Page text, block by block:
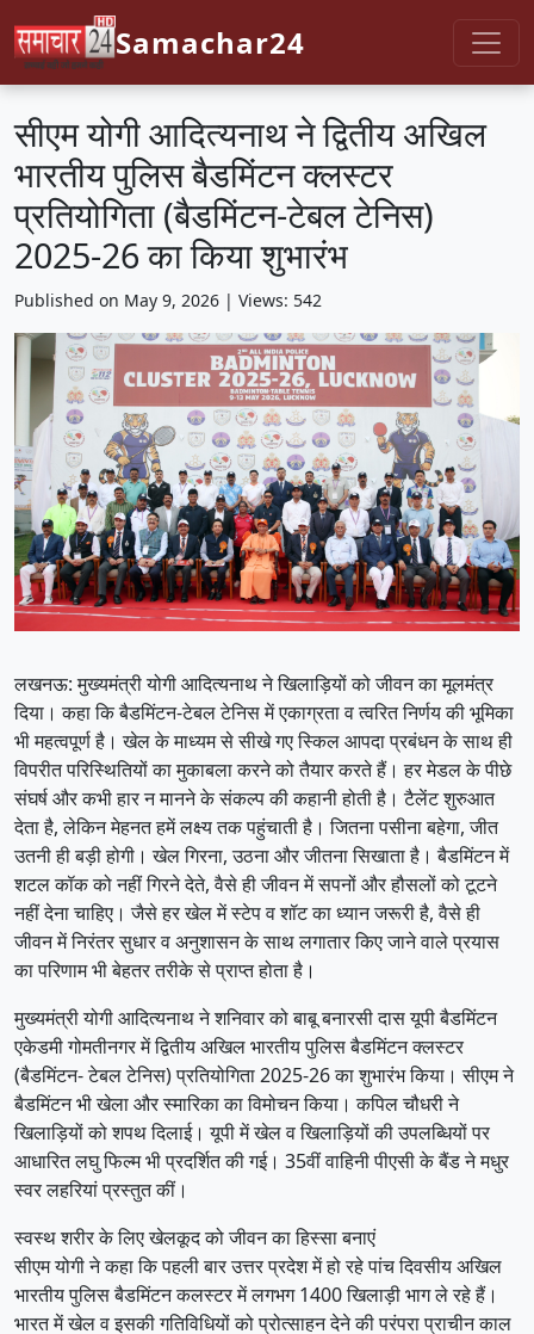
Samachar24
सीएम योगी आदित्यनाथ ने द्वितीय अखिल
भारतीय पुलिस बैडमिंटन क्लस्टर
प्रतियोगिता (बैडमिंटन-टेबल टेनिस)
2025-26 का किया शुभारंभ
Published on May 9, 2026 | Views: 542
लखनऊ: मुख्यमंत्री योगी आदित्यनाथ ने खिलाड़ियों को जीवन का मूलमंत्र
दिया। कहा कि बैडमिंटन-टेबल टेनिस में एकाग्रता व त्वरित निर्णय की भूमिका
भी महत्वपूर्ण है। खेल के माध्यम से सीखे गए स्किल आपदा प्रबंधन के साथ ही
विपरीत परिस्थितियों का मुकाबला करने को तैयार करते हैं। हर मेडल के पीछे
संघर्ष और कभी हार न मानने के संकल्प की कहानी होती है। टैलेंट शुरुआत
देता है, लेकिन मेहनत हमें लक्ष्य तक पहुंचाती है। जितना पसीना बहेगा, जीत
उतनी ही बड़ी होगी। खेल गिरना, उठना और जीतना सिखाता है। बैडमिंटन में
शटल कॉक को नहीं गिरने देते, वैसे ही जीवन में सपनों और हौसलों को टूटने
नहीं देना चाहिए। जैसे हर खेल में स्टेप व शॉट का ध्यान जरूरी है, वैसे ही
जीवन में निरंतर सुधार व अनुशासन के साथ लगातार किए जाने वाले प्रयास
का परिणाम भी बेहतर तरीके से प्राप्त होता है।
मुख्यमंत्री योगी आदित्यनाथ ने शनिवार को बाबू बनारसी दास यूपी बैडमिंटन
एकेडमी गोमतीनगर में द्वितीय अखिल भारतीय पुलिस बैडमिंटन क्लस्टर
(बैडमिंटन- टेबल टेनिस) प्रतियोगिता 2025-26 का शुभारंभ किया। सीएम ने
बैडमिंटन भी खेला और स्मारिका का विमोचन किया। कपिल चौधरी ने
खिलाड़ियों को शपथ दिलाई। यूपी में खेल व खिलाड़ियों की उपलब्धियों पर
आधारित लघु फिल्म भी प्रदर्शित की गई। 35वीं वाहिनी पीएसी के बैंड ने मधुर
स्वर लहरियां प्रस्तुत कीं।
स्वस्थ शरीर के लिए खेलकूद को जीवन का हिस्सा बनाएं
सीएम योगी ने कहा कि पहली बार उत्तर प्रदेश में हो रहे पांच दिवसीय अखिल
भारतीय पुलिस बैडमिंटन कलस्टर में लगभग 1400 खिलाड़ी भाग ले रहे हैं।
भारत में खेल व इसकी गतिविधियों को प्रोत्साहन देने की परंपरा प्राचीन काल